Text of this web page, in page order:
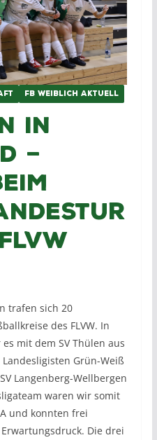
FB WEIBLICH AKTUELL
in
–
trafen sich 20
des FLVW. In
mit dem SV Thülen aus
Grün-Weiß
Langenberg-Wellbergen
waren wir somit
und konnten frei
Die drei